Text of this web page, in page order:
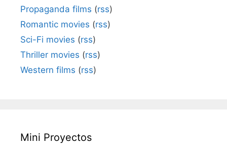
Propaganda films (rss)
Romantic movies (rss)
Sci-Fi movies (rss)
Thriller movies (rss)
Western films (rss)
Mini Proyectos